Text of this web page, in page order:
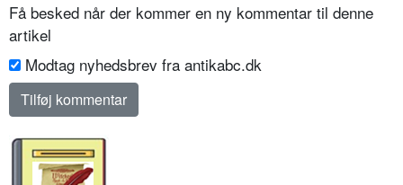
Få besked når der kommer en ny kommentar til denne
artikel
Modtag nyhedsbrev fra antikabc.dk